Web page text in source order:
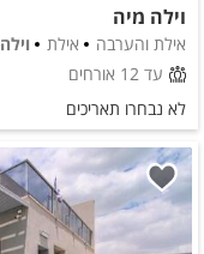
וילה מיה
אילת והערבה אילת
וילה 5 חדרים
עד 12 אורחים
לא נבחרו תאריכים